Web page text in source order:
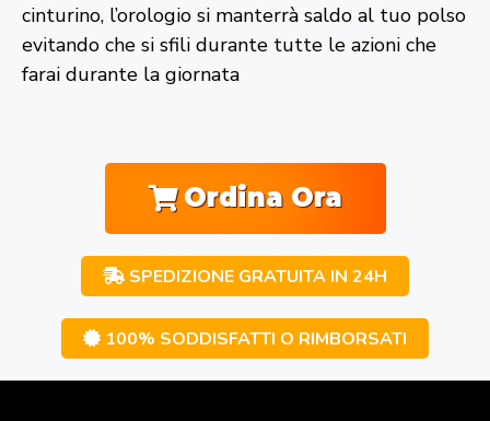
cinturino, l’orologio si manterrà saldo al tuo polso
evitando che si sfili durante tutte le azioni che
farai durante la giornata
Ordina Ora
SPEDIZIONE GRATUITA IN 24H
100% SODDISFATTI O RIMBORSATI